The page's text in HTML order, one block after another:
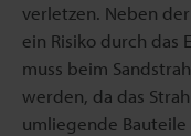
verletzen. Neben
ein Risiko durch das
muss beim
werden, da das
umliegende